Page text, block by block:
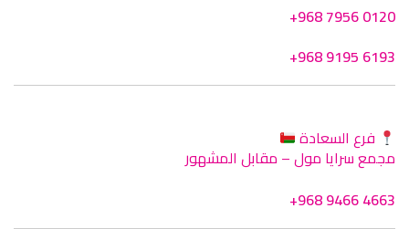
+968 7956 0120
+968 9195 6193
فرع السعادة
مجمع سرايا مول – مقابل المشهور
+968 9466 4663